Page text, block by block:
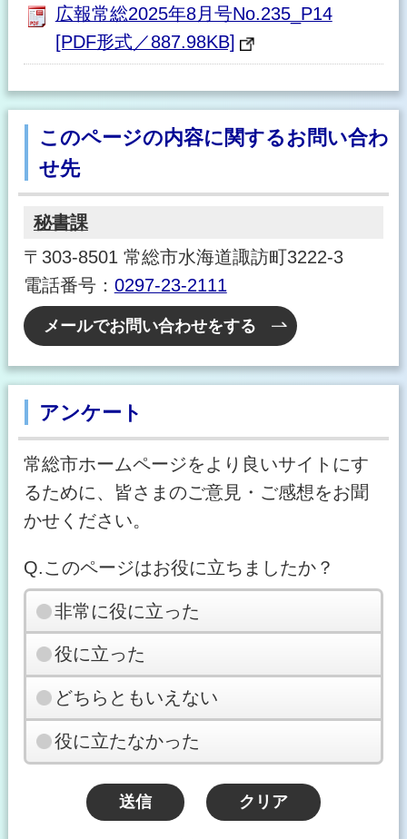
広報常総2025年8月号No.235_P14
[PDF形式／887.98KB]
このページの内容に関するお問い合わ
せ先
秘書課
〒303-8501 常総市水海道諏訪町3222-3
電話番号： 0297-23-2111
メールでお問い合わせをする
アンケート
常総市ホームページをより良いサイトにす
るために、皆さまのご意見・ご感想をお聞
かせください。
Q.このページはお役に立ちましたか？
非常に役に立った
役に立った
どちらともいえない
役に立たなかった